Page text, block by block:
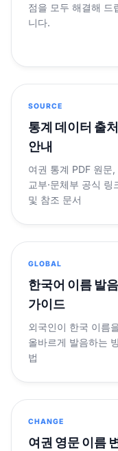
점을 모두 해결해 드
니다.
SOURCE
통계 데이터 출처
안내
여권 통계 PDF 원문,
교부·문체부 공식 링
및 참조 문서
GLOBAL
한국어 이름 발음
가이드
외국인이 한국 이름
올바르게 발음하는
법
CHANGE
여권 영문 이름